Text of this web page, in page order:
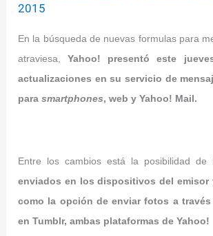
2015
En la búsqueda de nuevas formulas para
atraviesa, Yahoo! presentó este
actualizaciones en su servicio de
parasmartphones, web y Yahoo! Mail.
Entre los cambios está la posibilidad de
enviados en los dispositivos del emisor
como la opción de enviar fotos a
en Tumblr, ambas plataformas de Yahoo!